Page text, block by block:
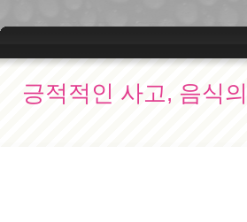
긍적적인 사고, 음식